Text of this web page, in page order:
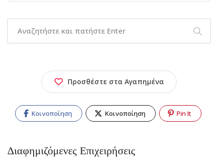
Προσθέστε στα Αγαπημένα
Κοινοποίηση Κοινοποίηση Pin It
Διαφημιζόμενες Επιχειρήσεις